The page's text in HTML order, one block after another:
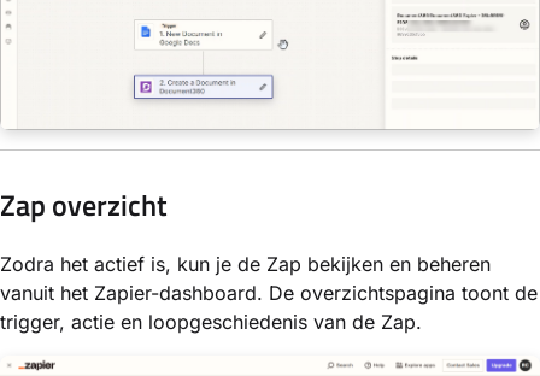
Zap overzicht
Zodra het actief is, kun je de Zap bekijken en beheren
vanuit het Zapier-dashboard. De overzichtspagina toont de
trigger, actie en loopgeschiedenis van de Zap.